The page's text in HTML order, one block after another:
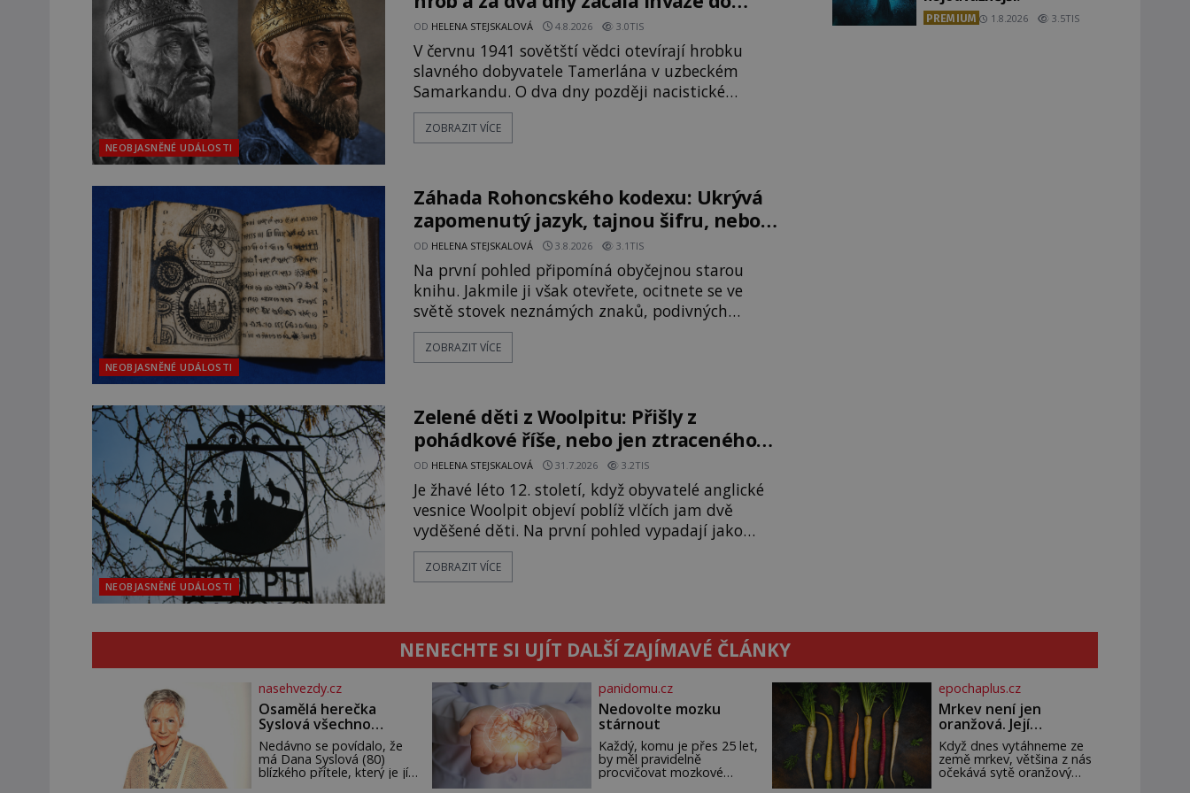
NEOBJASNĚNÉ UDÁLOSTI
SSSR. Náhoda, nebo varování?
OD HELENA STEJSKALOVÁ 4.8.2026 3.0TIS
V červnu 1941 sovětští vědci otevírají hrobku
slavného dobyvatele Tamerlána v uzbeckém
Samarkandu. O dva dny později nacistické
Německo zahajuje operaci Barbarossa a napadá
Sovětský svaz. Shoda dat je natolik zarážející, že
fascinující souhru okolností? Když antropolog
Michail Gerasimov (1907-1970) a
ZOBRAZIT VÍCE
NEOBJASNĚNÉ UDÁLOSTI
Záhada Rohoncského kodexu: Ukrývá
zapomenutý jazyk, tajnou šifru, nebo
mistrovský podvrh?
OD HELENA STEJSKALOVÁ 3.8.2026 3.1TIS
Na první pohled připomíná obyčejnou starou
knihu. Jakmile ji však otevřete, ocitnete se ve
světě stovek neznámých znaků, podivných
ilustrací a textu, který už téměř dvě století
vzdoruje všem pokusům o rozluštění. Rohoncský
napsal, kdy vznikl ani co vlastně vypráví.
Rohoncský kodex se poprvé objevuje v roce
ZOBRAZIT VÍCE
NEOBJASNĚNÉ UDÁLOSTI
Zelené děti z Woolpitu: Přišly z
pohádkové říše, nebo jen ztraceného
světa?
OD HELENA STEJSKALOVÁ 31.7.2026 3.2TIS
Je žhavé léto 12. století, když obyvatelé anglické
vesnice Woolpit objeví poblíž vlčích jam dvě
vyděšené děti. Na první pohled vypadají jako
každé jiné, až na jednu děsivou výjimku. Jejich
kůže má nazelenalý odstín, mluví
jednou z největších záhad středověké Anglie a ani
po téměř devíti stech letech není
ZOBRAZIT VÍCE
PREMIUM 1.8.2026 3.5TIS
NENECHTE SI UJÍT DALŠÍ ZAJÍMAVÉ ČLÁNKY
nasehvezdy.cz
Osamělá herečka
Syslová všechno
vzdala?
Nedávno se povídalo, že
má Dana Syslová (80)
blízkého přítele, který je jí
panidomu.cz
Nedovolte mozku
stárnout
Každý, komu je přes 25 let,
by měl pravidelně
procvičovat mozkové
epochaplus.cz
Mrkev není jen
oranžová. Její
neuvěřitelný příběh
začíná fialovou barvou
Když dnes vytáhneme ze
země mrkev, většina z nás
očekává sytě oranžový